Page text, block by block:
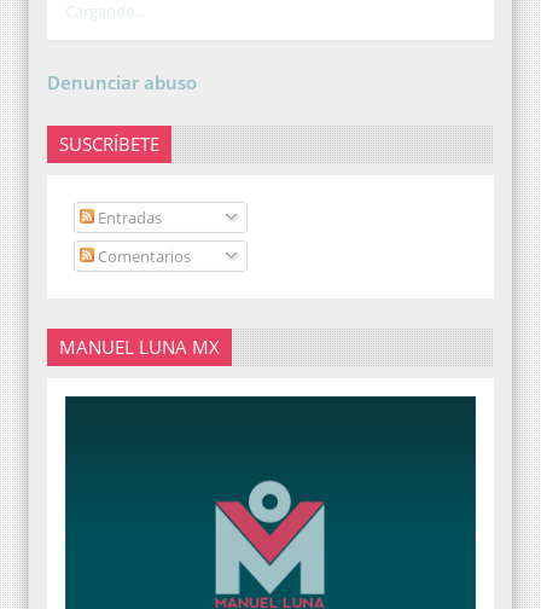
Cargando...
Denunciar abuso
SUSCRÍBETE
Entradas
Comentarios
MANUEL LUNA MX